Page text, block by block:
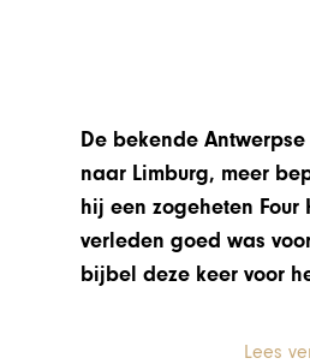
De bekende
naar Limburg, meer
hij een zogeheten
verleden goed was
bijbel deze keer voor
Lees